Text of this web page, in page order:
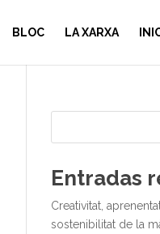
BLOC LA XARXA
Entradas
Creativitat,
sostenibilitat de la